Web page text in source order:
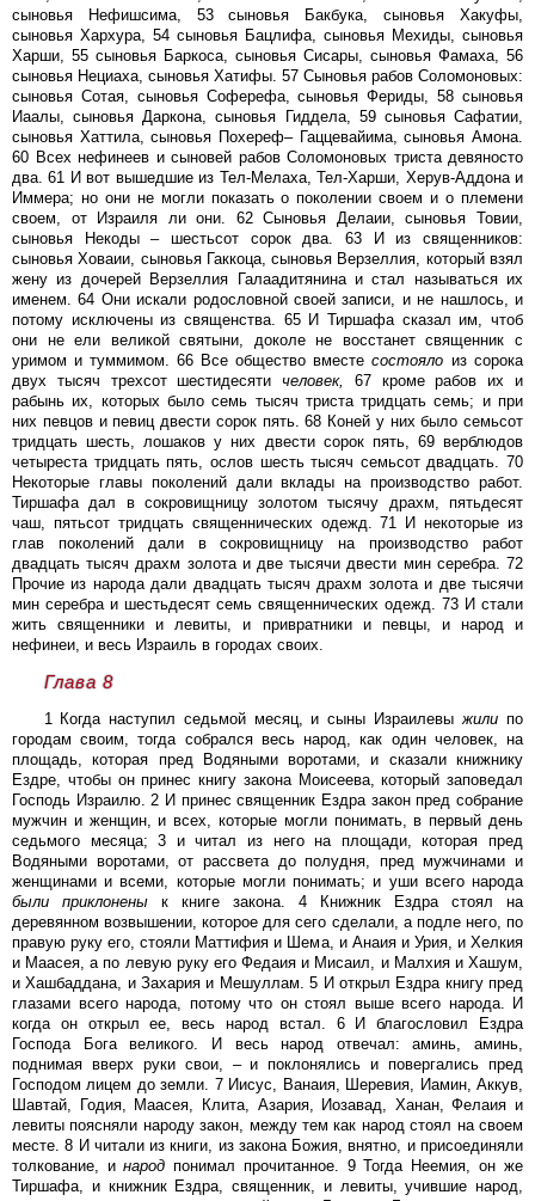
сыновья Нефишсима, 53 сыновья Бакбука, сыновья Хакуфы,
сыновья Хархура, 54 сыновья Бацлифа, сыновья Мехиды, сыновья
Харши, 55 сыновья Баркоса, сыновья Сисары, сыновья Фамаха, 56
сыновья Нециаха, сыновья Хатифы. 57 Сыновья рабов Соломоновых:
сыновья Сотая, сыновья Соферефа, сыновья Фериды, 58 сыновья
Иаалы, сыновья Даркона, сыновья Гиддела, 59 сыновья Сафатии,
сыновья Хаттила, сыновья Похереф– Гаццевайима, сыновья Амона.
60 Всех нефинеев и сыновей рабов Соломоновых триста девяносто
два. 61 И вот вышедшие из Тел-Мелаха, Тел-Харши, Херув-Аддона и
Иммера; но они не могли показать о поколении своем и о племени
своем, от Израиля ли они. 62 Сыновья Делаии, сыновья Товии,
сыновья Некоды – шестьсот сорок два. 63 И из священников:
сыновья Ховаии, сыновья Гаккоца, сыновья Верзеллия, который взял
жену из дочерей Верзеллия Галаадитянина и стал называться их
именем. 64 Они искали родословной своей записи, и не нашлось, и
потому исключены из священства. 65 И Тиршафа сказал им, чтоб
они не ели великой святыни, доколе не восстанет священник с
уримом и туммимом. 66 Все общество вместе состояло из сорока
двух тысяч трехсот шестидесяти человек,
67 кроме рабов их и
рабынь их, которых было семь тысяч триста тридцать семь; и при
них певцов и певиц двести сорок пять. 68 Коней у них было семьсот
тридцать шесть, лошаков у них двести сорок пять, 69 верблюдов
четыреста тридцать пять, ослов шесть тысяч семьсот двадцать. 70
Некоторые главы поколений дали вклады на производство работ.
Тиршафа дал в сокровищницу золотом тысячу драхм, пятьдесят
чаш, пятьсот тридцать священнических одежд. 71 И некоторые из
глав поколений дали в сокровищницу на производство работ
двадцать тысяч драхм золота и две тысячи двести мин серебра. 72
Прочие из народа дали двадцать тысяч драхм золота и две тысячи
мин серебра и шестьдесят семь священнических одежд. 73 И стали
жить священники и левиты, и привратники и певцы, и народ и
нефинеи, и весь Израиль в городах своих.
Глава 8
1 Когда наступил седьмой месяц, и сыны Израилевы жилипо
городам своим, тогда собрался весь народ, как один человек, на
площадь, которая пред Водяными воротами, и сказали книжнику
Ездре, чтобы он принес книгу закона Моисеева, который заповедал
Господь Израилю. 2 И принес священник Ездра закон пред собрание
мужчин и женщин, и всех, которые могли понимать, в первый день
седьмого месяца; 3 и читал из него на площади, которая пред
Водяными воротами, от рассвета до полудня, пред мужчинами и
женщинами и всеми, которые могли понимать; и уши всего народа
были
приклонены к книге закона. 4 Книжник Ездра стоял на
деревянном возвышении, которое для сего сделали, а подле него, по
правую руку его, стояли Маттифия и Шема, и Анаия и Урия, и Хелкия
и Маасея, а по левую руку его Федаия и Мисаил, и Малхия и Хашум,
и Хашбаддана, и Захария и Мешуллам. 5 И открыл Ездра книгу пред
глазами всего народа, потому что он стоял выше всего народа. И
когда он открыл ее, весь народ встал. 6 И благословил Ездра
Господа Бога великого. И весь народ отвечал: аминь, аминь,
поднимая вверх руки свои, – и поклонялись и повергались пред
Господом лицем до земли. 7 Иисус, Ванаия, Шеревия, Иамин, Аккув,
Шавтай, Годия, Маасея, Клита, Азария, Иозавад, Ханан, Фелаия и
левиты поясняли народу закон, между тем как народ стоял на своем
месте. 8 И читали из книги, из закона Божия, внятно, и присоединяли
толкование, и народ понимал прочитанное. 9 Тогда Неемия, он же
Тиршафа, и книжник Ездра, священник, и левиты, учившие народ,